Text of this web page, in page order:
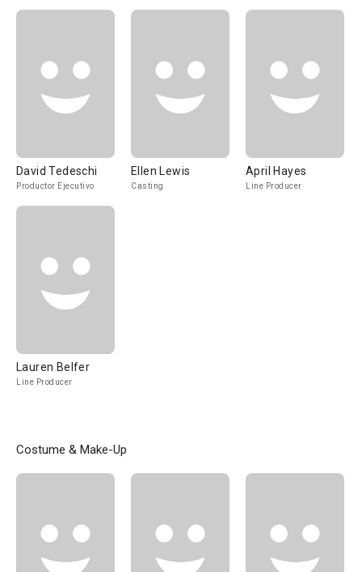
David Tedeschi
Productor Ejecutivo
Ellen Lewis
Casting
April Hayes
Line Producer
Lauren Belfer
Line Producer
Costume & Make-Up